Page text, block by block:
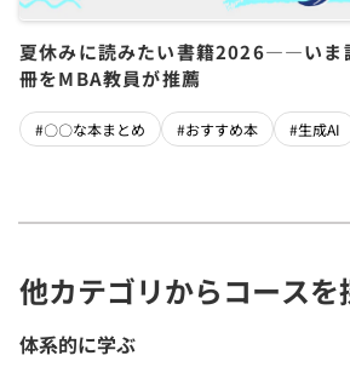
夏休みに読みたい書籍2026――いま
冊をMBA教員が推薦
#〇〇な本まとめ #おすすめ本 #生成AI
他カテゴリからコースを
体系的に学ぶ